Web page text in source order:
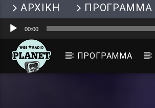
ΑΡΧΙΚΗ ΠΡΟΓΡΑΜΜΑ
Πρόγραμμα
Ήχου
00:00
ΠΡΟΓΡΑΜΜΑ